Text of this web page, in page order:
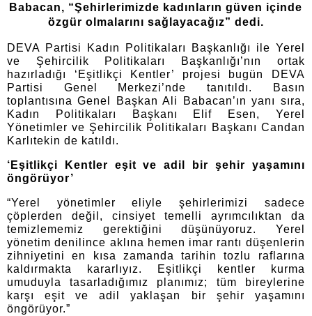
Babacan, “Şehirlerimizde kadınların güven içinde
özgür olmalarını sağlayacağız” dedi.
DEVA Partisi Kadın Politikaları Başkanlığı ile Yerel
ve Şehircilik Politikaları Başkanlığı’nın ortak
hazırladığı ‘Eşitlikçi Kentler’ projesi bugün DEVA
Partisi Genel Merkezi’nde tanıtıldı. Basın
toplantısına Genel Başkan Ali Babacan’ın yanı sıra,
Kadın Politikaları Başkanı Elif Esen, Yerel
Yönetimler ve Şehircilik Politikaları Başkanı Candan
Karlıtekin de katıldı.
‘Eşitlikçi Kentler eşit ve adil bir şehir yaşamını
öngörüyor’
“Yerel yönetimler eliyle şehirlerimizi sadece
çöplerden değil, cinsiyet temelli ayrımcılıktan da
temizlememiz gerektiğini düşünüyoruz. Yerel
yönetim denilince aklına hemen imar rantı düşenlerin
zihniyetini en kısa zamanda tarihin tozlu raflarına
kaldırmakta kararlıyız. Eşitlikçi kentler kurma
umuduyla tasarladığımız planımız; tüm bireylerine
karşı eşit ve adil yaklaşan bir şehir yaşamını
öngörüyor.”